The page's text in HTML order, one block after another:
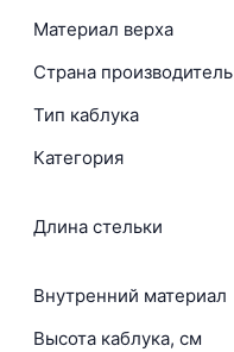
Материал верха
Страна производитель
Тип каблука
Категория
Длина стельки
Внутренний материал
Высота каблука, см